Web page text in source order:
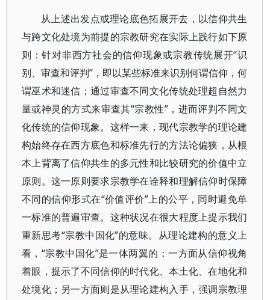
从上述出发点或理论底色拓展开去，以信仰共生
与跨文化处境为前提的宗教研究在实际上践行如下原
则：针对非西方社会的信仰现象或宗教传统展开“识
别、审查和评判”，即以某些标准来识别何谓信仰，何
谓巫术和迷信；通过审查不同文化传统处理超自然力
量或神灵的方式来审查其“宗教性”，进而评判不同文
化传统的信仰现象。这样一来，现代宗教学的理论建
构始终存在西方底色和标准先行的方法论偏狭，从根
本上背离了信仰共生的多元性和比较研究的价值中立
原则。这一原则要求宗教学在诠释和理解信仰时保障
不同的信仰形式在“价值评价”上的公平，同时避免单
一标准的普遍审查。这种状况在很大程度上提示我们
重新思考“宗教中国化”的意味。从理论建构的意义上
看，“宗教中国化”是一体两翼的：一方面从信仰视角
着眼，提示了不同信仰的时代化、本土化、在地化和
处境化；另一方面则是从理论建构入手，强调宗教理